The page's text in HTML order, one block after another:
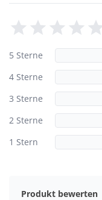
5 Sterne
4 Sterne
3 Sterne
2 Sterne
1 Stern
Produkt bewerten